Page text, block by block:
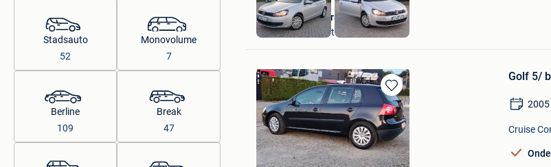
Stadsauto
52
Monovolume
7
Berline
109
Break
47
Universeel Auto's
Herentals
Bewaren
in
Mijn
Favorieten
Golf 5/
2005
Cruise